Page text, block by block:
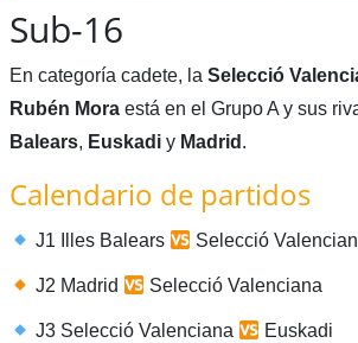
Sub-16
En categoría cadete, la Selecció
Rubén Moraestá en el Grupo A y sus
Balears, Euskadiy Madrid .
Calendario de partidos
J1 Illes Balears Selecció
J2 Madrid Selecció Valenciana
J3 Selecció Valenciana Euskadi